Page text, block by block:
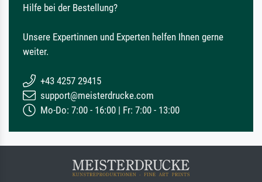
Hilfe bei der Bestellung?
Unsere Expertinnen und Experten helfen Ihnen gerne
weiter.
+43 4257 29415
support@meisterdrucke.com
Mo-Do: 7:00 - 16:00 | Fr: 7:00 - 13:00